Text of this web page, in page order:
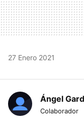
27 Enero 2021
Ángel
Colaborador